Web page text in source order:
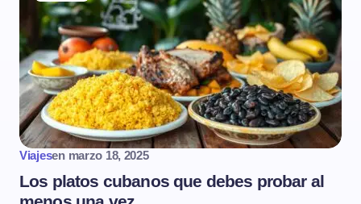
Viajesen marzo 18, 2025
Los platos cubanos que debes probar al